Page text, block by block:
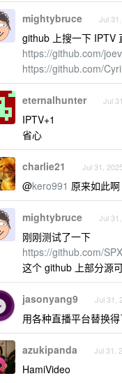
mightybruce Jul
github 上搜一下 IPTV
https://github.com/
https://github.com/
eternalhunter Jul
IPTV+1
省心
charlie21 Jul 31,
@kero991 原来如此啊
mightybruce Jul
刚刚测试了一下
https://github.com/
这个 github 上部分源
jasonyang9 Jul 31,
用各种直播平台替换
azukipanda Jul 31,
HamiVideo